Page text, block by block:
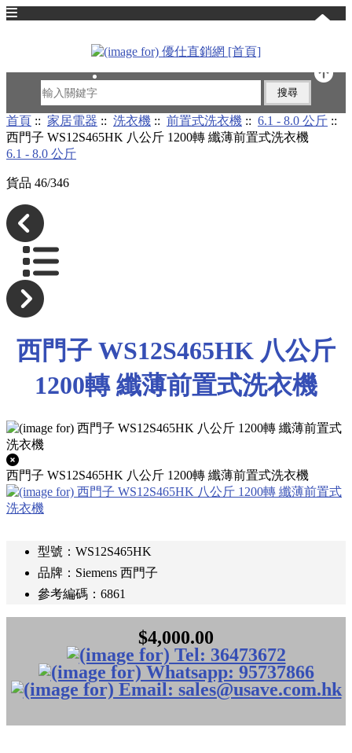
首頁 :: 家居電器 :: 洗衣機 :: 前置式洗衣機 :: 6.1 - 8.0 公斤 ::
西門子 WS12S465HK 八公斤 1200轉 纖薄前置式洗衣機
6.1 - 8.0 公斤
貨品 46/346
西門子 WS12S465HK 八公斤
1200轉 纖薄前置式洗衣機
西門子 WS12S465HK 八公斤 1200轉 纖薄前置式洗衣機
型號：WS12S465HK
品牌：Siemens 西門子
參考編碼：6861
$4,000.00